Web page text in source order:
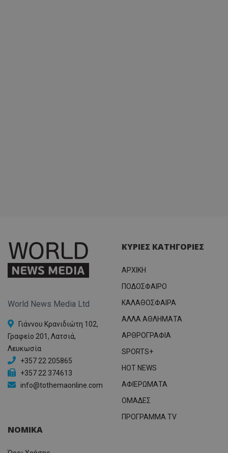
World News Media Ltd
Γιάννου Κρανιδιώτη 102,
Γραφείο 201, Λατσιά,
Λευκωσία
+357 22 205865
+357 22 374613
info@tothemaonline.com
ΚΥΡΙΕΣ ΚΑΤΗΓΟΡΙΕΣ
ΑΡΧΙΚΗ
ΠΟΔΟΣΦΑΙΡΟ
ΚΑΛΑΘΟΣΦΑΙΡΑ
ΑΛΛΑ ΑΘΛΗΜΑΤΑ
ΑΡΘΡΟΓΡΑΦΙΑ
SPORTS+
HOT NEWS
ΑΦΙΕΡΩΜΑΤΑ
ΟΜΑΔΕΣ
ΠΡΟΓΡΑΜΜΑ TV
ΝΟΜΙΚΑ